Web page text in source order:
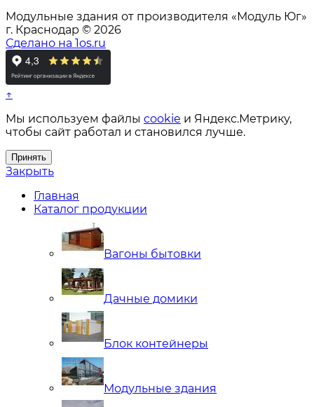
Модульные здания от производителя «Модуль Юг»
г. Краснодар © 2026
Сделано на 1os.ru
↑
Мы используем файлы cookie и Яндекс.Метрику,
чтобы сайт работал и становился лучше.
Принять
Закрыть
Главная
Каталог продукции
Вагоны бытовки
Дачные домики
Блок контейнеры
Модульные здания